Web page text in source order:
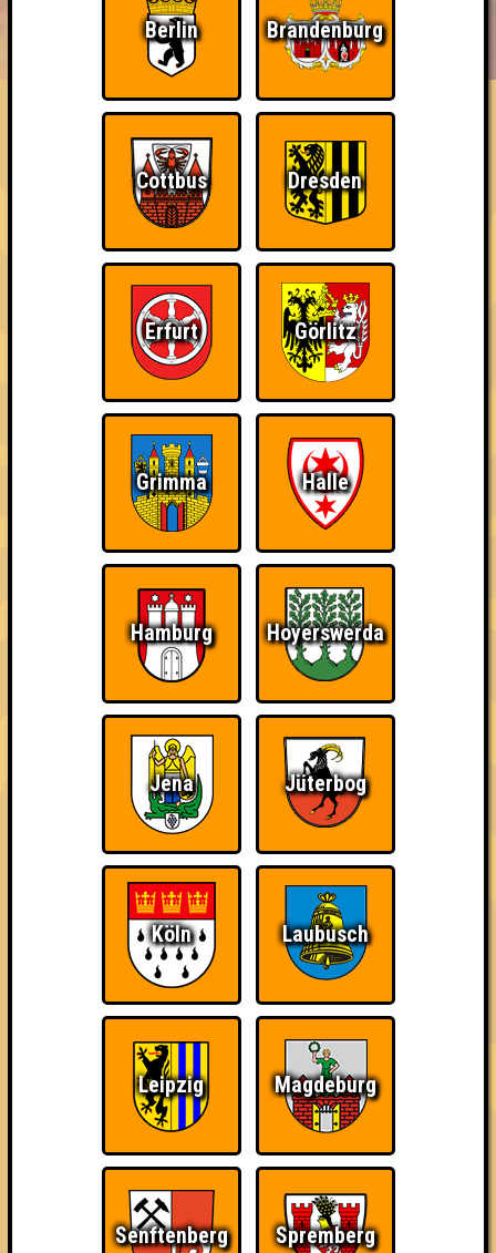
HIGHSCORE RESERVIERUNG
FAQ ÜBER UNS
Coffee & Cigarettes XXX
Errungenschaften
Kleiner Hinweis: bei uns sind Teams, die in einem Stechen
verlieren, trotzdem auf dem 1. Platz - den haben sie sich
schließlich verdient! Entsprechend gibt es für diese auch
Errungenschaften für den 1. Platz.
Schon wieder zum
Wiederzehn macht
Wir sind immer bei
Nerven aus Stahl
The Amount of
Teilnahmen is too
Ich war da, vor 3000
Da-Da Da! Da-Da Da!
Berlin Brandenburg
Cottbus Dresden
Erfurt Görlitz
Grimma Halle
Hamburg Hoyerswerda
Jena Jüterbog
Köln Laubusch
Leipzig Magdeburg
Senftenberg Spremberg